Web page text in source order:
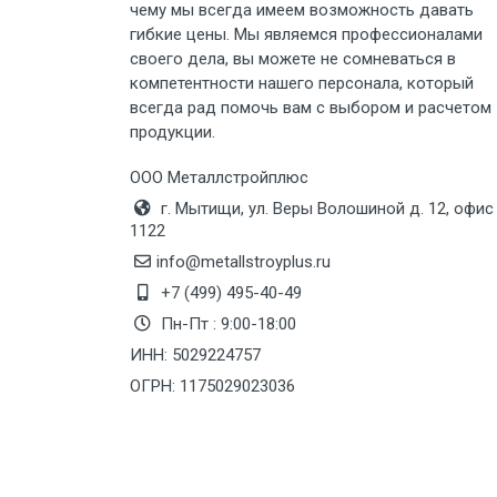
Груз до 6 м, вес до 5 тн
Груз до 6 м, вес до 8 тн
Груз до 6 м, вес до 10 тн
Груз до 12 м, вес до 20 тн
Манипулятор до 6 м, вес до 5 тн
чему мы всегда имеем возможность давать
гибкие цены. Мы являемся профессионалами
своего дела, вы можете не сомневаться в
компетентности нашего персонала, который
всегда рад помочь вам с выбором и расчетом
продукции.
ООО Металлстройплюс
г. Мытищи, ул. Веры Волошиной д. 12, офис
1122
info@metallstroyplus.ru
+7 (499) 495-40-49
Пн-Пт : 9:00-18:00
ИНН: 5029224757
ОГРН: 1175029023036